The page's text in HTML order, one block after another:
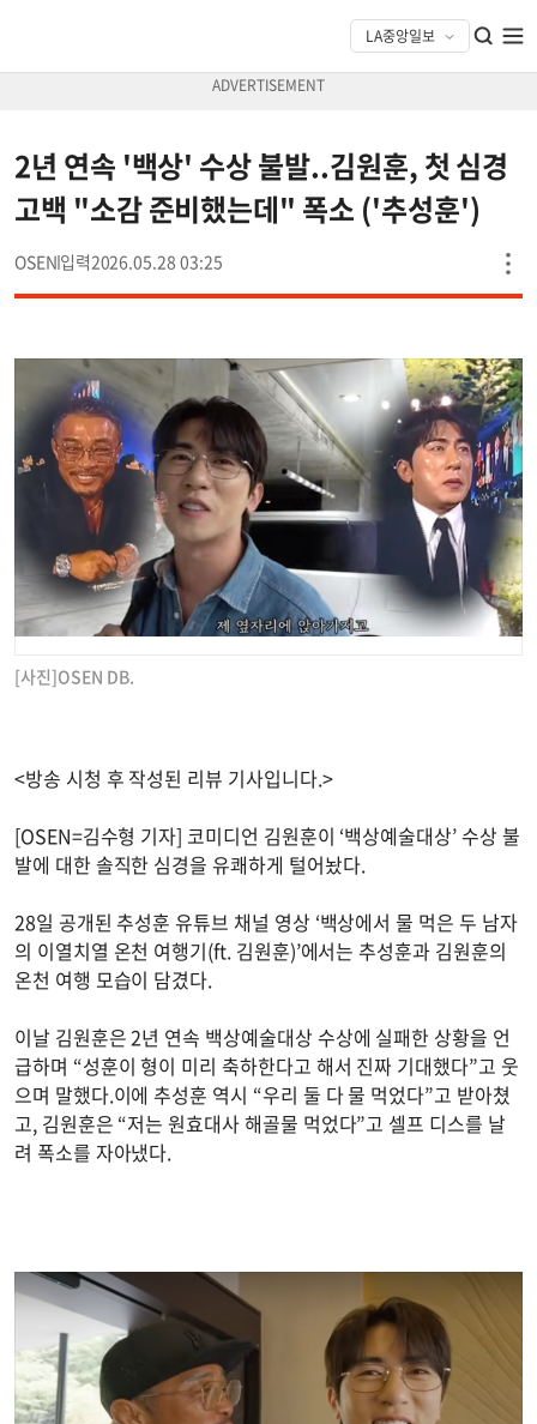
2년 연속 '백상' 수상 불발..김원훈, 첫 심경
고백 "소감 준비했는데" 폭소 ('추성훈')
OSEN 2026.05.28 03:25
[사진]OSEN DB.
<방송 시청 후 작성된 리뷰 기사입니다.>
[OSEN=김수형 기자] 코미디언 김원훈이 ‘백상예술대상’ 수상 불
발에 대한 솔직한 심경을 유쾌하게 털어놨다.
28일 공개된 추성훈 유튜브 채널 영상 ‘백상에서 물 먹은 두 남자
의 이열치열 온천 여행기(ft. 김원훈)’에서는 추성훈과 김원훈의
온천 여행 모습이 담겼다.
이날 김원훈은 2년 연속 백상예술대상 수상에 실패한 상황을 언
급하며 “성훈이 형이 미리 축하한다고 해서 진짜 기대했다”고 웃
으며 말했다.이에 추성훈 역시 “우리 둘 다 물 먹었다”고 받아쳤
고, 김원훈은 “저는 원효대사 해골물 먹었다”고 셀프 디스를 날
려 폭소를 자아냈다.